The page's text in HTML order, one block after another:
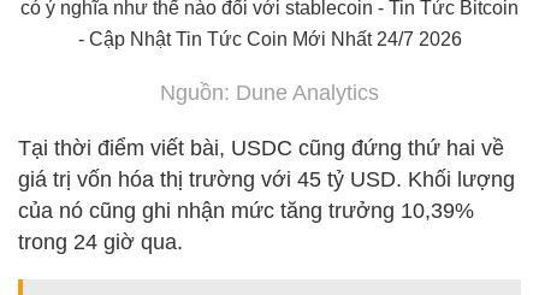
Nguồn: Dune Analytics
Tại thời điểm viết bài, USDC cũng đứng thứ hai về
giá trị vốn hóa thị trường với 45 tỷ USD. Khối lượng
của nó cũng ghi nhận mức tăng trưởng 10,39%
trong 24 giờ qua.